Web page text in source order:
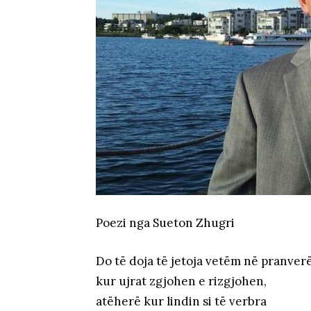
Poezi nga Sueton Zhugri
Do të doja të jetoja vetëm në
kur ujrat zgjohen e rizgjohen,
atëherë kur lindin si të verbra